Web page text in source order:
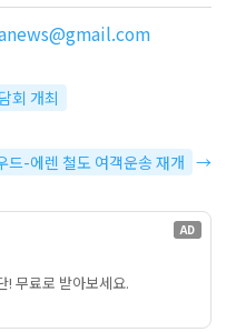
회 개최
드-에렌 철도 여객운송 재개 →
AD
! 무료로 받아보세요.